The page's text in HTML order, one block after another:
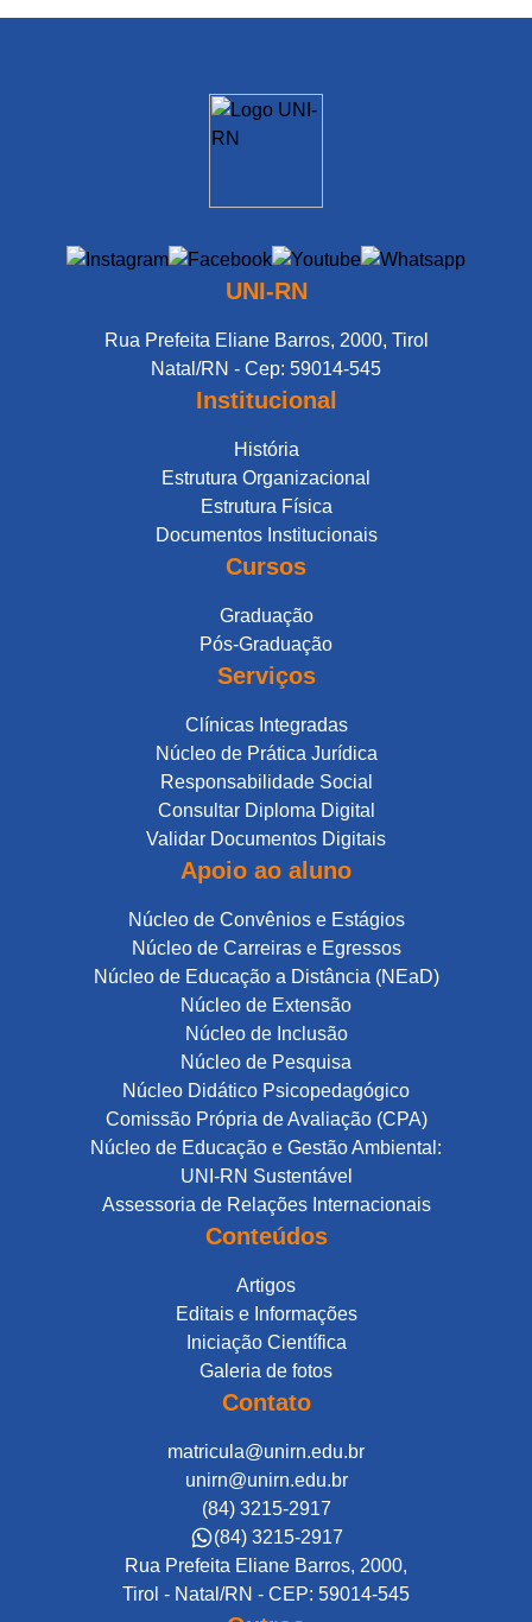
UNI-RN
Rua Prefeita Eliane Barros, 2000, Tirol
Natal/RN - Cep: 59014-545
Institucional
História
Estrutura Organizacional
Estrutura Física
Documentos Institucionais
Cursos
Graduação
Pós-Graduação
Serviços
Clínicas Integradas
Núcleo de Prática Jurídica
Responsabilidade Social
Consultar Diploma Digital
Validar Documentos Digitais
Apoio ao aluno
Núcleo de Convênios e Estágios
Núcleo de Carreiras e Egressos
Núcleo de Educação a Distância (NEaD)
Núcleo de Extensão
Núcleo de Inclusão
Núcleo de Pesquisa
Núcleo Didático Psicopedagógico
Comissão Própria de Avaliação (CPA)
Núcleo de Educação e Gestão Ambiental:
UNI-RN Sustentável
Assessoria de Relações Internacionais
Conteúdos
Artigos
Editais e Informações
Iniciação Científica
Galeria de fotos
Contato
matricula@unirn.edu.br
unirn@unirn.edu.br
(84) 3215-2917
(84) 3215-2917
Rua Prefeita Eliane Barros, 2000,
Tirol - Natal/RN - CEP: 59014-545